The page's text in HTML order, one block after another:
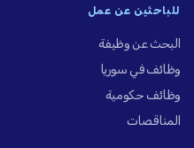
للباحثين عن عمل
البحث عن وظيفة
وظائف في سوريا
وظائف حكومية
المناقصات